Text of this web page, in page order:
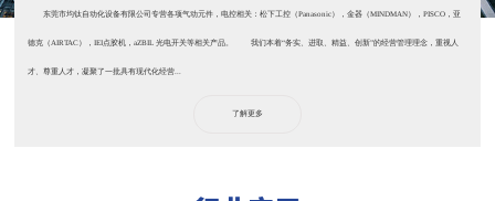
东莞市均钛自动化设备有限公司专营各项气动元件，电控相关：松下工控（Panasonic），金器（MINDMAN），PISCO，亚
德克（AIRTAC），IEI点胶机，aZBIL 光电开关等相关产品。 我们本着“务实、进取、精益、创新”的经营管理理念，重视人
才、尊重人才，凝聚了一批具有现代化经营...
了解更多